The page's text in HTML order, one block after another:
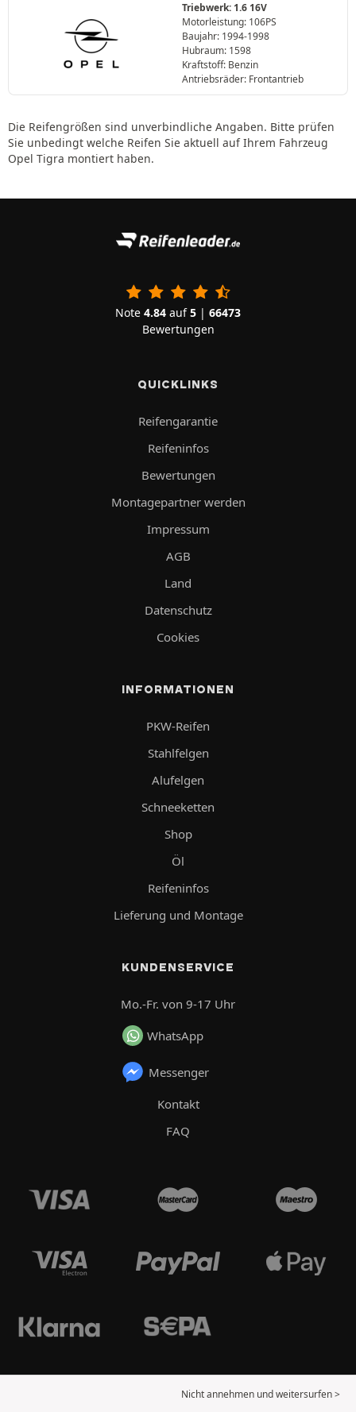
Triebwerk: 1.6 16V
Motorleistung: 106PS
Baujahr: 1994-1998
Hubraum: 1598
Kraftstoff: Benzin
Antriebsräder: Frontantrieb
Die Reifengrößen sind unverbindliche Angaben. Bitte prüfen
Sie unbedingt welche Reifen Sie aktuell auf Ihrem Fahrzeug
Opel Tigra montiert haben.
Note 4.84 auf5 | 66473
Bewertungen
QUICKLINKS
Reifengarantie
Reifeninfos
Bewertungen
Montagepartner werden
Impressum
AGB
Land
Datenschutz
Cookies
INFORMATIONEN
PKW-Reifen
Stahlfelgen
Alufelgen
Schneeketten
Shop
Öl
Reifeninfos
Lieferung und Montage
KUNDENSERVICE
Mo.-Fr. von 9-17 Uhr
WhatsApp
Messenger
Kontakt
FAQ
Nicht annehmen und weitersurfen >